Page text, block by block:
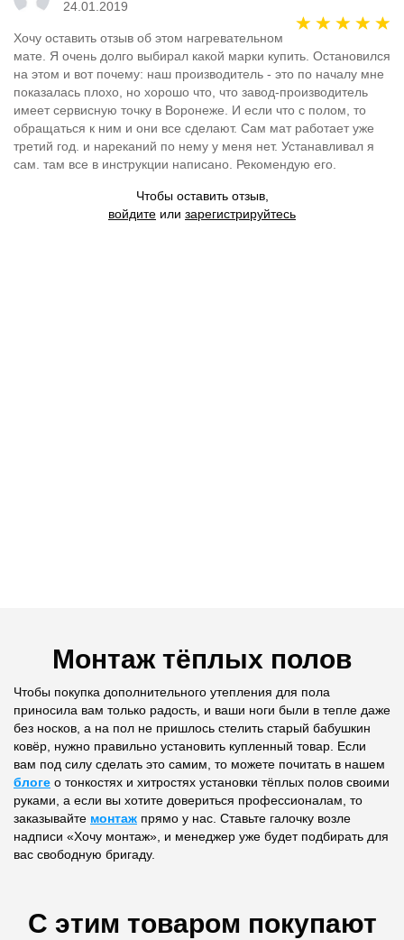
24.01.2019
Хочу оставить отзыв об этом нагревательном
мате. Я очень долго выбирал какой марки купить. Остановился
на этом и вот почему: наш производитель - это по началу мне
показалась плохо, но хорошо что, что завод-производитель
имеет сервисную точку в Воронеже. И если что с полом, то
обращаться к ним и они все сделают. Сам мат работает уже
третий год. и нареканий по нему у меня нет. Устанавливал я
сам. там все в инструкции написано. Рекомендую его.
Чтобы оставить отзыв,
войдите или зарегистрируйтесь
Монтаж тёплых полов
Чтобы покупка дополнительного утепления для пола
приносила вам только радость, и ваши ноги были в тепле даже
без носков, а на пол не пришлось стелить старый бабушкин
ковёр, нужно правильно установить купленный товар. Если
вам под силу сделать это самим, то можете почитать в нашем
блоге о тонкостях и хитростях установки тёплых полов своими
руками, а если вы хотите довериться профессионалам, то
заказывайте монтаж прямо у нас. Ставьте галочку возле
надписи «Хочу монтаж», и менеджер уже будет подбирать для
вас свободную бригаду.
С этим товаром покупают